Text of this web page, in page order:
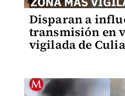
Disparan a
transmisión en
vigilada de